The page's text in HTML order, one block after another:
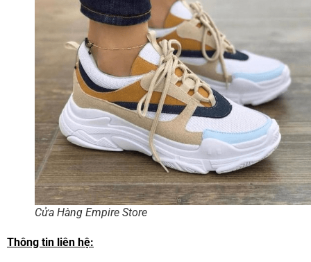
Cửa Hàng Empire Store
Thông tin liên hệ: